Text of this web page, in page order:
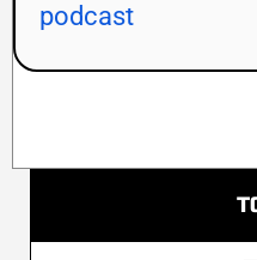
podcast